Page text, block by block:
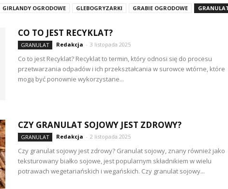
GIRLANDY OGRODOWE GLEBOGRYZARKI GRABIE OGRODOWE
CO TO JEST RECYKLAT?
GRANULAT Redakcja - 3 listopada 2025
Co to jest Recyklat? Recyklat to termin, który odnosi się do procesu
przetwarzania odpadów i ich przekształcania w surowce wtórne, które
mogą być ponownie wykorzystane...
CZY GRANULAT SOJOWY JEST ZDROWY?
GRANULAT Redakcja - 2 listopada 2025
Czy granulat sojowy jest zdrowy? Granulat sojowy, znany również jako
teksturowany białko sojowe, jest popularnym składnikiem w wielu
potrawach wegetariańskich i wegańskich. Czy granulat sojowy...